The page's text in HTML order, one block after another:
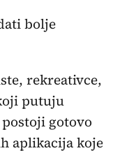
bolje
rekreativce,
putuju
gotovo
aplikacija koje